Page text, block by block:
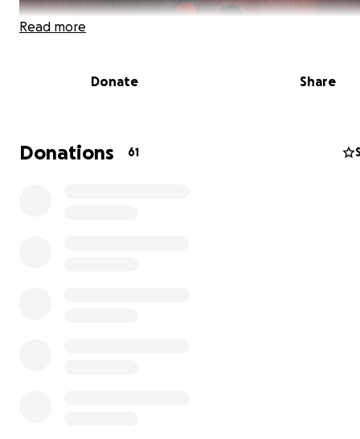
Read more
Donate Share
Donations 61